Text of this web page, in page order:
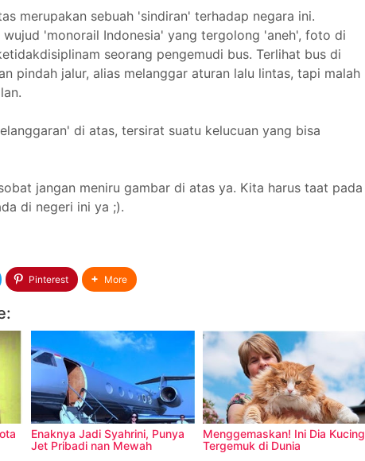
merupakan sebuah 'sindiran' terhadap negara ini.
wujud 'monorail Indonesia' yang tergolong 'aneh', foto di
seorang pengemudi bus. Terlihat bus di
pindah jalur, alias melanggar aturan lalu lintas, tapi malah
di atas, tersirat suatu kelucuan yang bisa
jangan meniru gambar di atas ya. Kita harus taat pada
di negeri ini ya ;).
Pinterest More
Enaknya Jadi Syahrini, Punya
Jet Pribadi nan Mewah
Menggemaskan! Ini Dia Kucing
Tergemuk di Dunia